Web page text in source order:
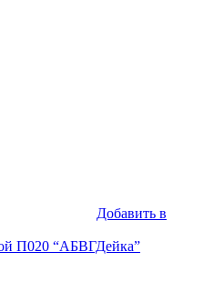
Добавить в